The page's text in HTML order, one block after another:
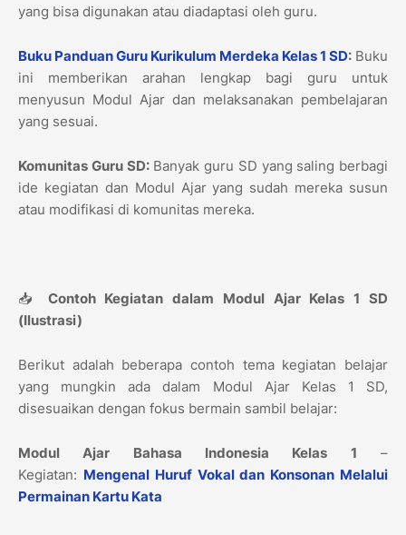
yang bisa digunakan atau diadaptasi oleh guru.
Buku Panduan Guru Kurikulum Merdeka Kelas 1 SD: Buku
ini memberikan arahan lengkap bagi guru untuk
menyusun Modul Ajar dan melaksanakan pembelajaran
yang sesuai.
Komunitas Guru SD:Banyak guru SD yang saling berbagi
ide kegiatan dan Modul Ajar yang sudah mereka susun
atau modifikasi di komunitas mereka.
📥 Contoh Kegiatan dalam Modul Ajar Kelas 1 SD
(Ilustrasi)
Berikut adalah beberapa contoh tema kegiatan belajar
yang mungkin ada dalam Modul Ajar Kelas 1 SD,
disesuaikan dengan fokus bermain sambil belajar:
Modul Ajar Bahasa Indonesia Kelas 1 –
Kegiatan: Mengenal Huruf Vokal dan Konsonan Melalui
Permainan Kartu Kata